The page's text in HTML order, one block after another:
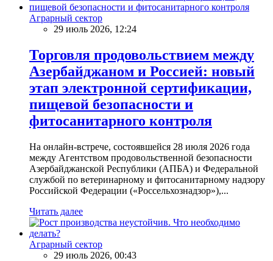
Аграрный сектор
29 июль 2026, 12:24
Торговля продовольствием между
Азербайджаном и Россией: новый
этап электронной сертификации,
пищевой безопасности и
фитосанитарного контроля
На онлайн-встрече, состоявшейся 28 июля 2026 года
между Агентством продовольственной безопасности
Азербайджанской Республики (АПБА) и Федеральной
службой по ветеринарному и фитосанитарному надзору
Российской Федерации («Россельхознадзор»),...
Читать далее
Аграрный сектор
29 июль 2026, 00:43